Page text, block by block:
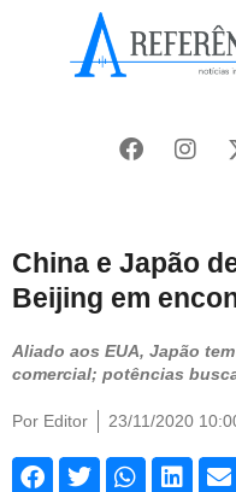
China e Japão
Beijing em
Aliado aos EUA, Japão
comercial; potências
Por Editor 23/11/2020